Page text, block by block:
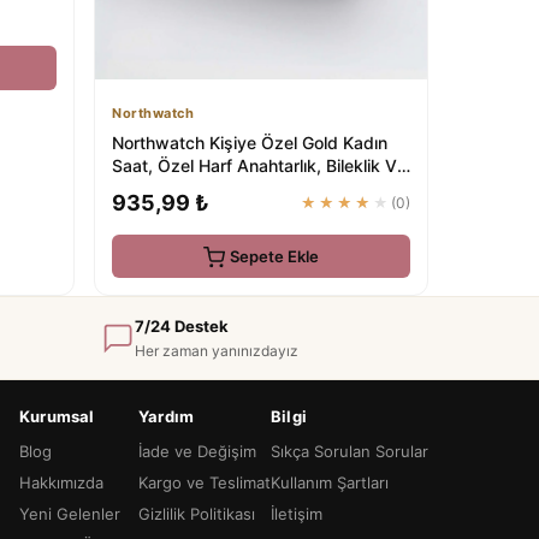
Northwatch
Northwatch Kişiye Özel Gold Kadın
Saat, Özel Harf Anahtarlık, Bileklik Ve
935,99 ₺ ★★★★★ (0)
Sepete Ekle
7/24 Destek
Her zaman yanınızdayız
Kurumsal
Blog
Hakkımızda
Yeni Gelenler
Yardım
İade ve Değişim
Kargo ve Teslimat
Gizlilik Politikası
Bilgi
Sıkça Sorulan Sorular
Kullanım Şartları
İletişim